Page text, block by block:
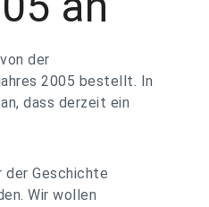
der
2005 bestellt. In
dass derzeit ein
der Geschichte
Wir wollen